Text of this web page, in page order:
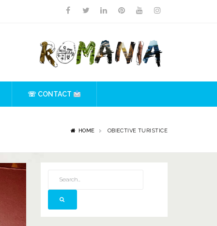
☏ CONTACT
HOME OBIECTIVE TURISTICE